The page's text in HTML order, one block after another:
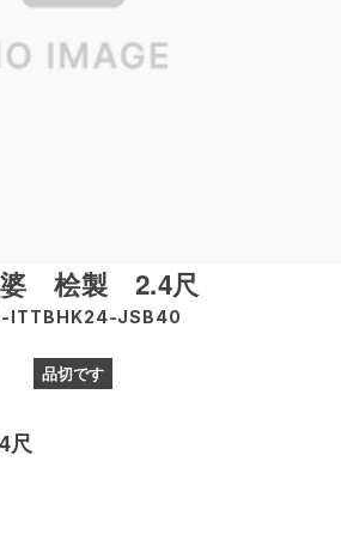
婆 桧製 2.4尺
ITTBHK24-JSB40
品切です
尺